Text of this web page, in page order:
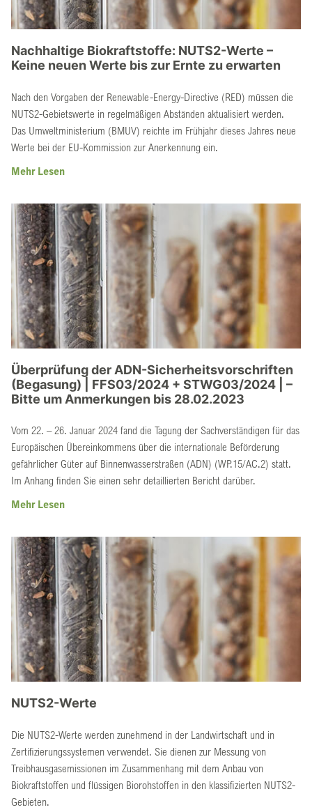
Nachhaltige Biokraftstoffe: NUTS2-Werte –
Keine neuen Werte bis zur Ernte zu erwarten
Nach den Vorgaben der Renewable-Energy-Directive (RED) müssen die
NUTS2-Gebietswerte in regelmäßigen Abständen aktualisiert werden.
Das Umweltministerium (BMUV) reichte im Frühjahr dieses Jahres neue
Werte bei der EU-Kommission zur Anerkennung ein.
Mehr Lesen
Überprüfung der ADN-Sicherheitsvorschriften
(Begasung) | FFS03/2024 + STWG03/2024 | –
Bitte um Anmerkungen bis 28.02.2023
Vom 22. – 26. Januar 2024 fand die Tagung der Sachverständigen für das
Europäischen Übereinkommens über die internationale Beförderung
gefährlicher Güter auf Binnenwasserstraßen (ADN) (WP.15/AC.2) statt.
Im Anhang finden Sie einen sehr detaillierten Bericht darüber.
Mehr Lesen
NUTS2-Werte
Die NUTS2-Werte werden zunehmend in der Landwirtschaft und in
Zertifizierungssystemen verwendet. Sie dienen zur Messung von
Treibhausgasemissionen im Zusammenhang mit dem Anbau von
Biokraftstoffen und flüssigen Biorohstoffen in den klassifizierten NUTS2-
Gebieten.